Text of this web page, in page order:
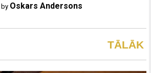
by Oskars Andersons
TĀLĀK